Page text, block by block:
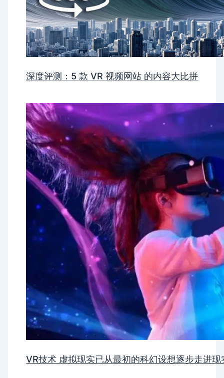
深度评测：5 款 VR 视频网站 的内容大比拼
VR技术 虚拟现实已从最初的科幻设想逐步走进现